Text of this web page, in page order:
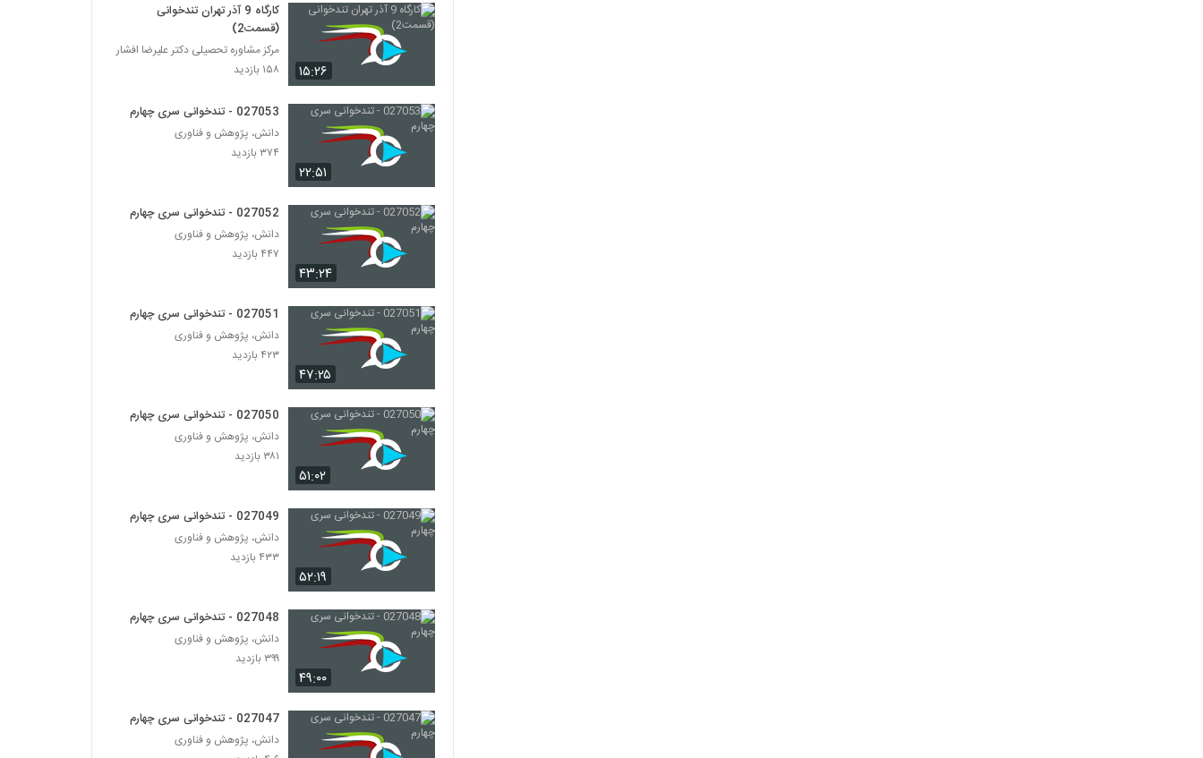
۳۳۷ بازدید
027023 - تندخوانی سری چهارم
۴۰۰ بازدید
027024 - تندخوانی سری چهارم
027025 - تندخوانی سری چهارم
۳۶۳ بازدید
027026 - تندخوانی سری چهارم
۴۰۰ بازدید
027027 - تندخوانی سری چهارم
۴۴۲ بازدید
027028 - تندخوانی سری چهارم
۴۲۷ بازدید
027029 - تندخوانی سری چهارم
۳۶۸ بازدید
027030 - تندخوانی سری چهارم
027031 - تندخوانی سری چهارم
۳۵۵ بازدید
027032 - تندخوانی سری چهارم
۳۷۴ بازدید
۱۵:۲۶
کارگاه 9 آذر تهران تندخوانی
(قسمت2)
مرکز مشاوره تحصیلی دکتر علیرضا افشار
۱۵۸ بازدید
۲۲:۵۱
027053 - تندخوانی سری چهارم
دانش، پژوهش و فناوری
۳۷۴ بازدید
۴۳:۲۴
027052 - تندخوانی سری چهارم
دانش، پژوهش و فناوری
۴۴۷ بازدید
۴۷:۲۵
027051 - تندخوانی سری چهارم
دانش، پژوهش و فناوری
۴۲۳ بازدید
۵۱:۰۲
027050 - تندخوانی سری چهارم
دانش، پژوهش و فناوری
۳۸۱ بازدید
۵۲:۱۹
027049 - تندخوانی سری چهارم
دانش، پژوهش و فناوری
۴۳۳ بازدید
۴۹:۰۰
027048 - تندخوانی سری چهارم
دانش، پژوهش و فناوری
۳۹۹ بازدید
027047 - تندخوانی سری چهارم
دانش، پژوهش و فناوری